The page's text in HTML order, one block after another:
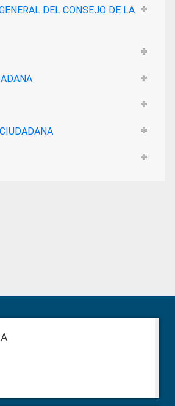
DEL CONSEJO DE LA